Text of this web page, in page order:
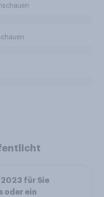
2023 für Sie
oder ein